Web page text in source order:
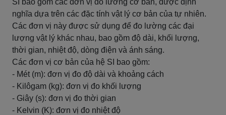
SI bao gồm các đơn vị đo lường cơ bản, được định
nghĩa dựa trên các đặc tính vật lý cơ bản của tự nhiên.
Các đơn vị này được sử dụng để đo lường các đại
lượng vật lý khác nhau, bao gồm độ dài, khối lượng,
thời gian, nhiệt độ, dòng điện và ánh sáng.
Các đơn vị cơ bản của hệ SI bao gồm:
- Mét (m): đơn vị đo độ dài và khoảng cách
- Kilôgam (kg): đơn vị đo khối lượng
- Giây (s): đơn vị đo thời gian
- Kelvin (K): đơn vị đo nhiệt độ